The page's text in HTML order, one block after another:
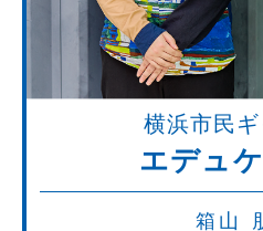
横浜市民
エデュ
箱山